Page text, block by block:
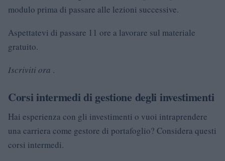
modulo prima di passare alle lezioni successive.
Aspettatevi di passare 11 ore a lavorare sul materiale
gratuito.
Iscriviti ora .
Corsi intermedi di gestione degli investimenti
Hai esperienza con gli investimenti o vuoi intraprendere
una carriera come gestore di portafoglio? Considera questi
corsi intermedi.